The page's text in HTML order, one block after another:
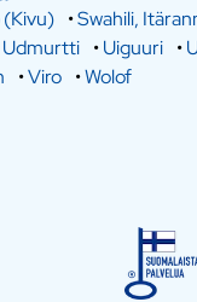
(Kivu) •Swahili,
Udmurtti •Uiguuri •
•Viro •Wolof